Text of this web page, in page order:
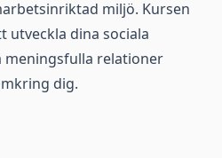
miljö. Kursen
utveckla dina sociala
relationer
dig.